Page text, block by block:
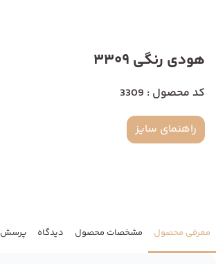
هودی رنگی 3309
کد محصول : 3309
راهنمای سایز
معرفی محصول مشخصات محصول دیدگاه پرسش